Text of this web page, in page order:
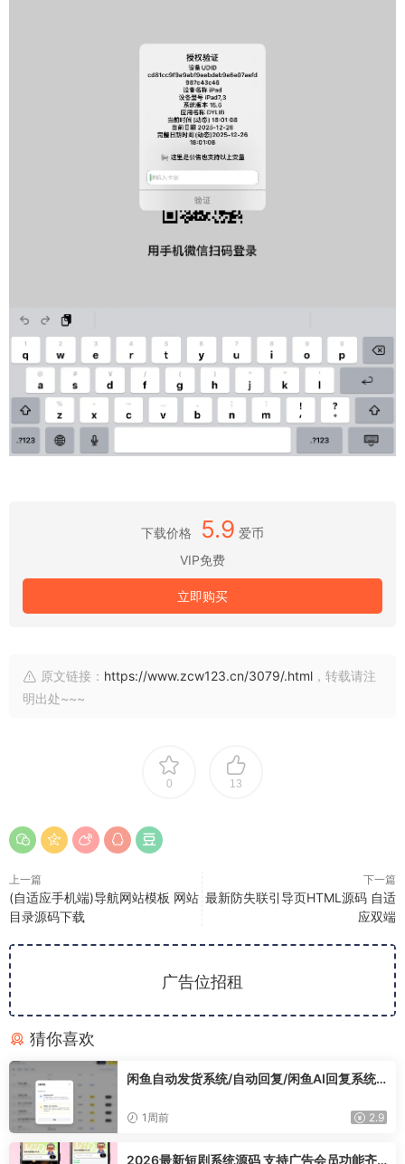
下载价格 5.9 爱币
VIP免费
立即购买
原文链接： https://www.zcw123.cn/3079/.html ，转载请注
明出处~~~
0 13
上一篇
(自适应手机端)导航网站模板 网站
目录源码下载
下一篇
最新防失联引导页HTML源码 自适
应双端
广告位招租
猜你喜欢
闲鱼自动发货系统/自动回复/闲鱼AI回复系统
1周前 2.9
2026最新短剧系统源码 支持广告会员功能齐